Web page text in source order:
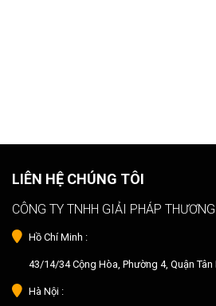
LIÊN HỆ CHÚNG TÔI
CÔNG TY TNHH GIẢI PHÁP
Hồ Chí Minh :
43/14/34 Cộng Hòa, Phường 4, Quận Tân
Hà Nội :